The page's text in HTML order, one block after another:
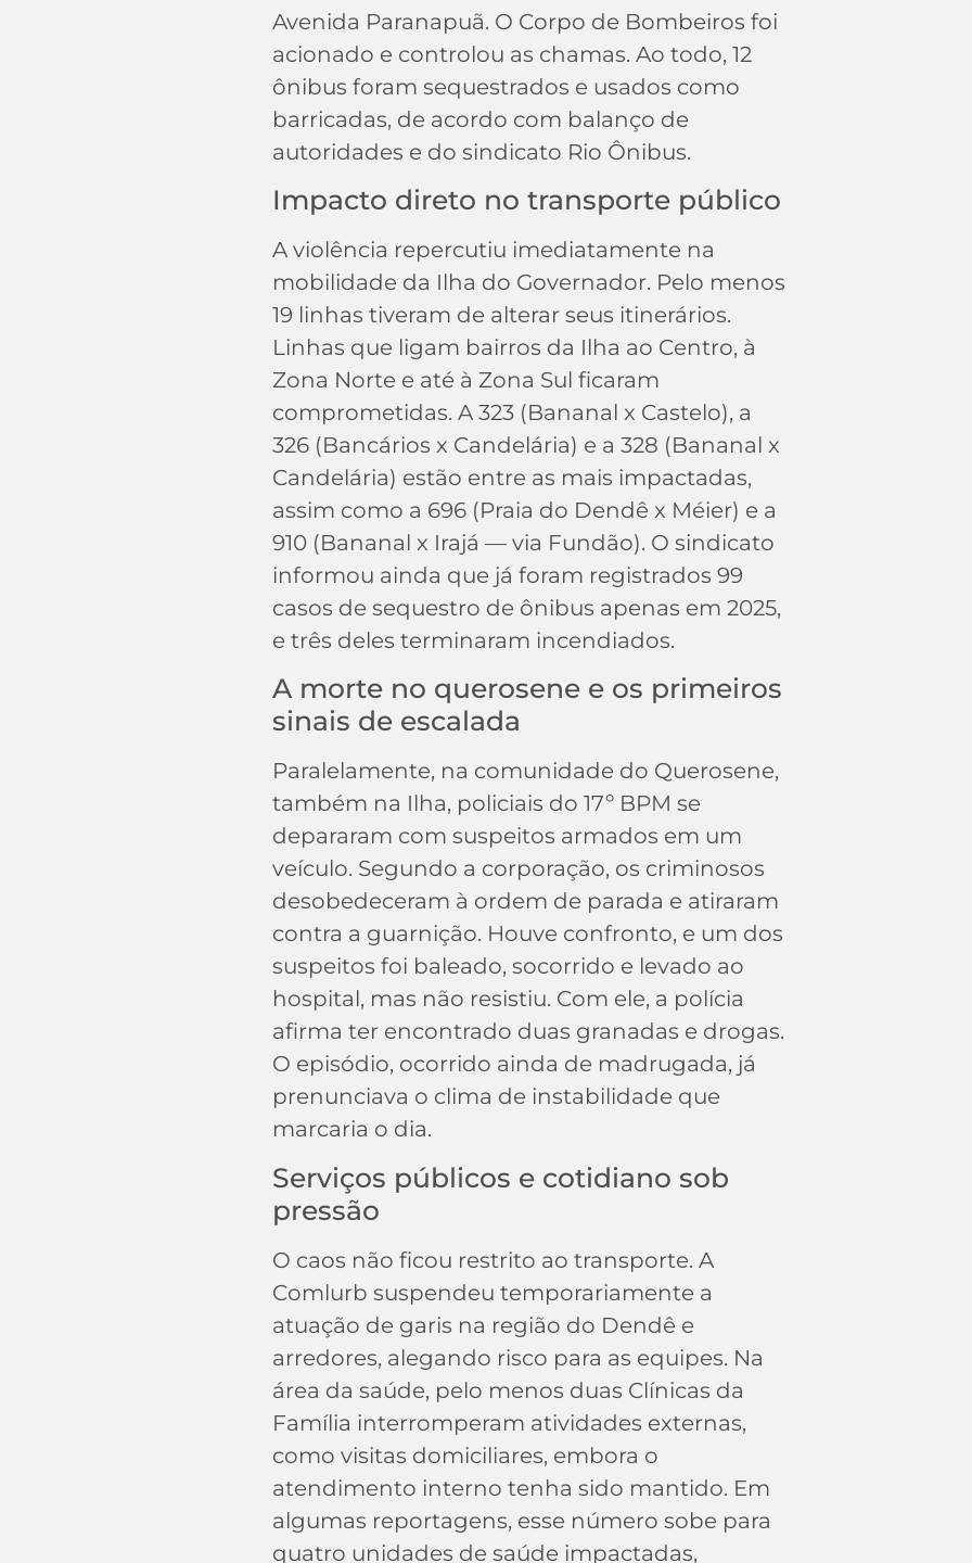
Avenida Paranapuã. O Corpo de Bombeiros foi
acionado e controlou as chamas. Ao todo, 12
ônibus foram sequestrados e usados como
barricadas, de acordo com balanço de
autoridades e do sindicato Rio Ônibus.
Impacto direto no transporte público
A violência repercutiu imediatamente na
mobilidade da Ilha do Governador. Pelo menos
19 linhas tiveram de alterar seus itinerários.
Linhas que ligam bairros da Ilha ao Centro, à
Zona Norte e até à Zona Sul ficaram
comprometidas. A 323 (Bananal x Castelo), a
326 (Bancários x Candelária) e a 328 (Bananal x
Candelária) estão entre as mais impactadas,
assim como a 696 (Praia do Dendê x Méier) e a
910 (Bananal x Irajá — via Fundão). O sindicato
informou ainda que já foram registrados 99
casos de sequestro de ônibus apenas em 2025,
e três deles terminaram incendiados.
A morte no querosene e os primeiros
sinais de escalada
Paralelamente, na comunidade do Querosene,
também na Ilha, policiais do 17º BPM se
depararam com suspeitos armados em um
veículo. Segundo a corporação, os criminosos
desobedeceram à ordem de parada e atiraram
contra a guarnição. Houve confronto, e um dos
suspeitos foi baleado, socorrido e levado ao
hospital, mas não resistiu. Com ele, a polícia
afirma ter encontrado duas granadas e drogas.
O episódio, ocorrido ainda de madrugada, já
prenunciava o clima de instabilidade que
marcaria o dia.
Serviços públicos e cotidiano sob
pressão
O caos não ficou restrito ao transporte. A
Comlurb suspendeu temporariamente a
atuação de garis na região do Dendê e
arredores, alegando risco para as equipes. Na
área da saúde, pelo menos duas Clínicas da
Família interromperam atividades externas,
como visitas domiciliares, embora o
atendimento interno tenha sido mantido. Em
algumas reportagens, esse número sobe para
quatro unidades de saúde impactadas,